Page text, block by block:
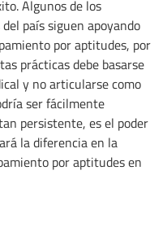
Algunos de los
país siguen apoyando
por aptitudes, por
prácticas debe basarse
y no articularse como
ser fácilmente
persistente, es el poder
la diferencia en la
por aptitudes en